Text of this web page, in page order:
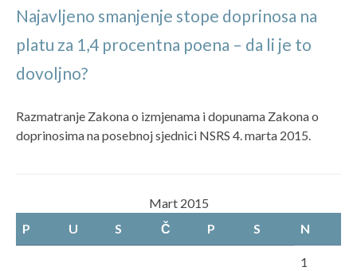
Najavljeno smanjenje stope doprinosa na
platu za 1,4 procentna poena – da li je to
dovoljno?
Razmatranje Zakona o izmjenama i dopunama Zakona o
doprinosima na posebnoj sjednici NSRS 4. marta 2015.
Mart 2015
P
U S Č P S N
1